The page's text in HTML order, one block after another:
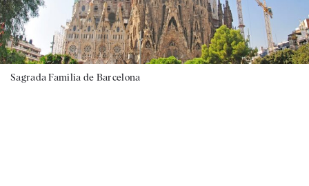
Sagrada Familia de Barcelona